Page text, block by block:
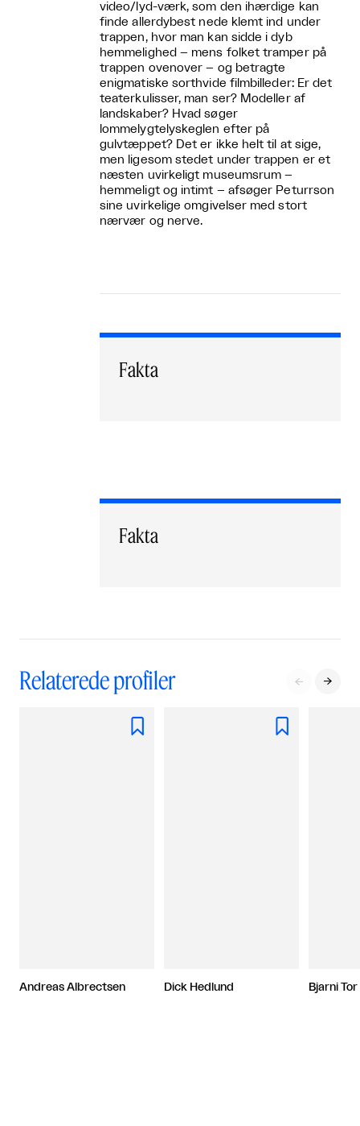
video/lyd-værk, som den ihærdige kan
finde allerdybest nede klemt ind under
trappen, hvor man kan sidde i dyb
hemmelighed – mens folket tramper på
trappen ovenover – og betragte
enigmatiske sorthvide filmbilleder: Er det
teaterkulisser, man ser? Modeller af
landskaber? Hvad søger
lommelygtelyskeglen efter på
gulvtæppet? Det er ikke helt til at sige,
men ligesom stedet under trappen er et
næsten uvirkeligt museumsrum –
hemmeligt og intimt – afsøger Peturrson
sine uvirkelige omgivelser med stort
nærvær og nerve.
Fakta
Fakta
Relaterede profiler  

Andreas Albrectsen

Dick Hedlund Bjarni